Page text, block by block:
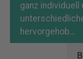
ganz individuell
hervorgehob…